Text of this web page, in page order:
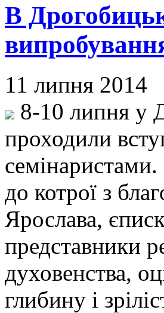
В
11 липня 2014
8-10 липня у
проходили
до котрої з
Ярослава,
представники
духовенства,
глибину і